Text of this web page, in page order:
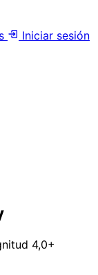
Iniciar sesión
4,0+